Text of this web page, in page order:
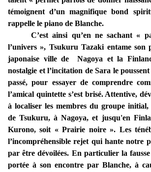
témoignent d’un magnifique bond
rappelle le piano de Blanche.
C’est ainsi qu’en ne sachant «
l’univers », Tsukuru Tazaki entame son
japonaise ville de Nagoya et la
nostalgie et l’incitation de Sara le
passé, pour essayer de comprendre
l’amical quintette s’est brisé. Attentive,
à localiser les membres du groupe
de Tsukuru, à Nagoya, et jusqu'en
Kurono, soit « Prairie noire ». Les
l’incompréhensible rejet qui hante notre
par être dévoilées. En particulier la
portée à son encontre par Blanche, à